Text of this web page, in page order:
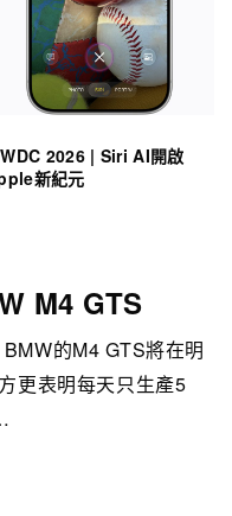
2026 | Siri AI開啟
新紀元
M4 GTS
的M4 GTS將在明
更表明每天只生產5